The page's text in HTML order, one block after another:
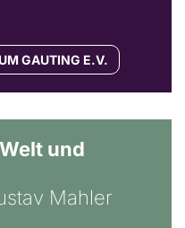
GAUTING E.V.
und
Mahler